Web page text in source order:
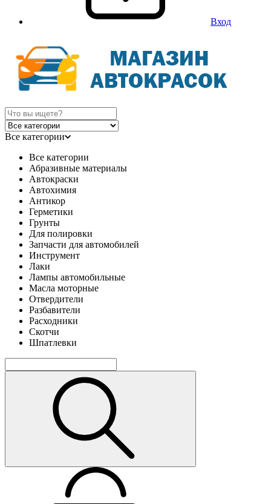
Вход
Все категории
Все категории
Абразивные материалы
Автокраски
Автохимия
Антикор
Герметики
Грунты
Для полировки
Запчасти для автомобилей
Инструмент
Лаки
Лампы автомобильные
Масла моторные
Отвердители
Разбавители
Расходники
Скотчи
Шпатлевки